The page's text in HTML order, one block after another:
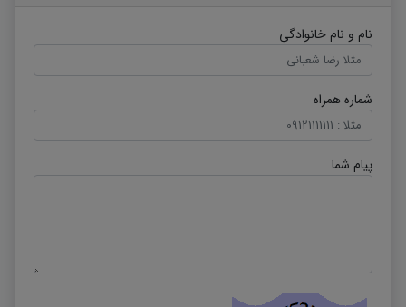
نام و نام خانوادگی
شماره همراه
پیام شما